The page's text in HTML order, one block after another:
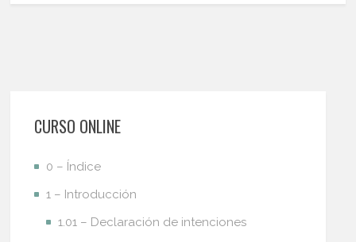
CURSO ONLINE
0 – Índice
1 – Introducción
1.01 – Declaración de intenciones